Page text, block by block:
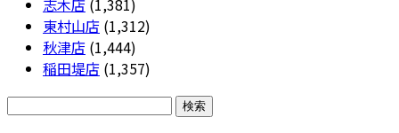
東村山店 (1,312)
秋津店 (1,444)
稲田堤店 (1,357)